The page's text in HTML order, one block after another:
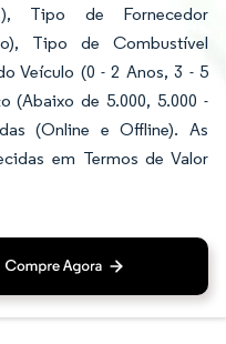
Tipo de Fornecedor
Tipo de Combustível
Veículo (0 - 2 Anos, 3 - 5
(Abaixo de 5.000, 5.000 -
(Online e Offline). As
em Termos de Valor